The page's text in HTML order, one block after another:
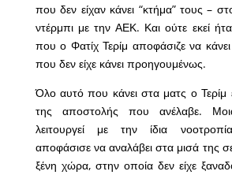
που δεν είχαν κάνει “κτήμα” τους –
ντέρμπι με την ΑΕΚ. Και ούτε εκεί
που ο Φατίχ Τερίμ αποφάσιζε να
που δεν είχε κάνει προηγουμένως.
Όλο αυτό που κάνει στα ματς ο Τερίμ
της αποστολής που ανέλαβε.
λειτουργεί με την ίδια
αποφάσισε να αναλάβει στα μισά της
ξένη χώρα, στην οποία δεν είχε